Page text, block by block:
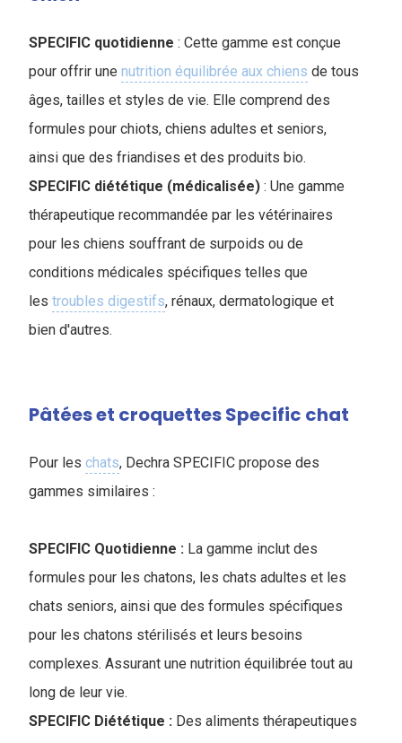
SPECIFIC quotidienne : Cette gamme est conçue
pour offrir une nutrition équilibrée aux chiens de tous
âges, tailles et styles de vie. Elle comprend des
formules pour chiots, chiens adultes et seniors,
ainsi que des friandises et des produits bio.
SPECIFIC diététique (médicalisée) : Une gamme
thérapeutique recommandée par les vétérinaires
pour les chiens souffrant de surpoids ou de
conditions médicales spécifiques telles que
les troubles digestifs, rénaux, dermatologique et
bien d'autres.
Pâtées et croquettes Specific chat
Pour les chats, Dechra SPECIFIC propose des
gammes similaires :
SPECIFIC Quotidienne : La gamme inclut des
formules pour les chatons, les chats adultes et les
chats seniors, ainsi que des formules spécifiques
pour les chatons stérilisés et leurs besoins
complexes. Assurant une nutrition équilibrée tout au
long de leur vie.
SPECIFIC Diététique : Des aliments thérapeutiques